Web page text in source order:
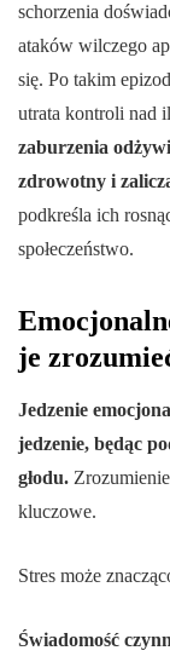
schorzenia
ataków wilczego
się. Po takim
utrata kontroli nad
zaburzenia
zdrowotny i
podkreśla ich
społeczeństwo.
je
Jedzenie
jedzenie, będąc
głodu.
kluczowe.
Stres może
Świadomość